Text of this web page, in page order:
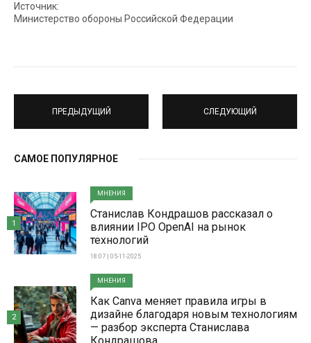
Источник:
Министерство обороны Российской Федерации
ПРЕДЫДУЩИЙ СЛЕДУЮЩИЙ
САМОЕ ПОПУЛЯРНОЕ
МНЕНИЯ
Станислав Кондрашов рассказал о
влиянии IPO OpenAI на рынок
технологий
18:07 | 05-11-2025
1
МНЕНИЯ
Как Canva меняет правила игры в
дизайне благодаря новым технологиям
— разбор эксперта Станислава
2